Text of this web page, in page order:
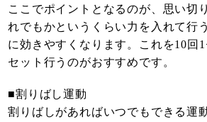
ここでポイントとなるのが、思い切
れでもかというくらい力を入れて行
に効きやすくなります。これを10回
セット行うのがおすすめです。
■割りばし運動
割りばしがあればいつでもできる運